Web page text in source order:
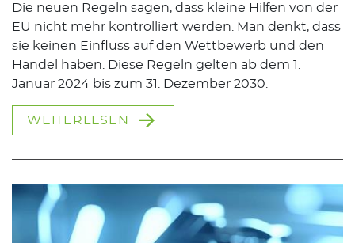
Die neuen Regeln sagen, dass kleine Hilfen von der
EU nicht mehr kontrolliert werden. Man denkt, dass
sie keinen Einfluss auf den Wettbewerb und den
Handel haben. Diese Regeln gelten ab dem 1.
Januar 2024 bis zum 31. Dezember 2030.
WEITERLESEN